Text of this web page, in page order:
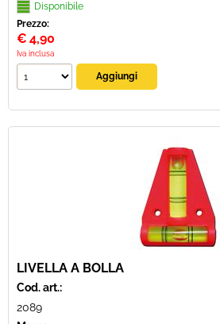
Disponibile
Prezzo:
€ 4,90
Iva inclusa
LIVELLA A BOLLA
Cod. art.:
2089